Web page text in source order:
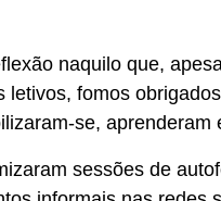
naquilo que,
letivos, fomos
se,
sessões de